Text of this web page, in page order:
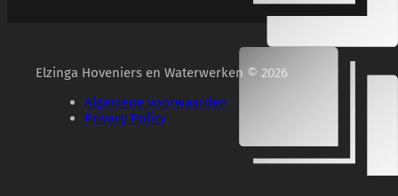
Elzinga Hoveniers en Waterwerken © 2026
Algemene voorwaarden
Privacy Policy